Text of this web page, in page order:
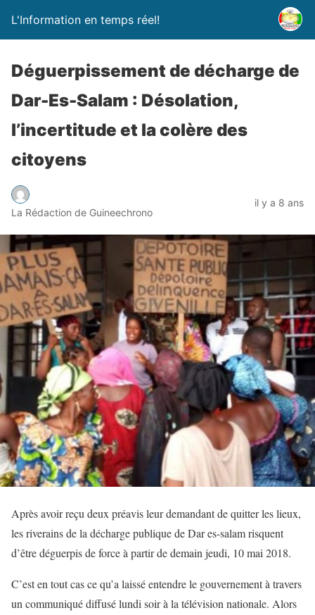
L'Information en temps réel!
Déguerpissement de décharge de
Dar-Es-Salam : Désolation,
l’incertitude et la colère des
citoyens
La Rédaction de Guineechrono
il y a 8 ans
Après avoir reçu deux préavis leur demandant de quitter les lieux,
les riverains de la décharge publique de Dar es-salam risquent
d’être déguerpis de force à partir de demain jeudi, 10 mai 2018.
C’est en tout cas ce qu’a laissé entendre le gouvernement à travers
un communiqué diffusé lundi soir à la télévision nationale. Alors